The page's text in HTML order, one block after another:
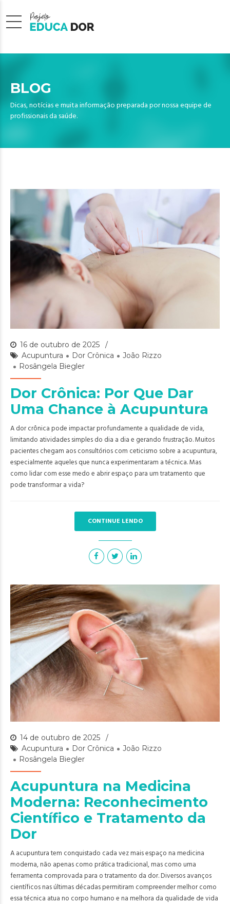
BLOG
Dicas, notícias e muita informação preparada por nossa equipe de
profissionais da saúde.
16 de outubro de 2025
Acupuntura
Dor Crônica
João Rizzo
Rosângela Biegler
Dor Crônica: Por Que Dar
Uma Chance à Acupuntura
A dor crônica pode impactar profundamente a qualidade de vida,
limitando atividades simples do dia a dia e gerando frustração. Muitos
pacientes chegam aos consultórios com ceticismo sobre a acupuntura,
especialmente aqueles que nunca experimentaram a técnica. Mas
como lidar com esse medo e abrir espaço para um tratamento que
pode transformar a vida?
CONTINUE LENDO
14 de outubro de 2025
Acupuntura
Dor Crônica
João Rizzo
Rosângela Biegler
Acupuntura na Medicina
Moderna: Reconhecimento
Científico e Tratamento da
Dor
A acupuntura tem conquistado cada vez mais espaço na medicina
moderna, não apenas como prática tradicional, mas como uma
ferramenta comprovada para o tratamento da dor. Diversos avanços
científicos nas últimas décadas permitiram compreender melhor como
essa técnica atua no corpo humano e na melhora da qualidade de vida